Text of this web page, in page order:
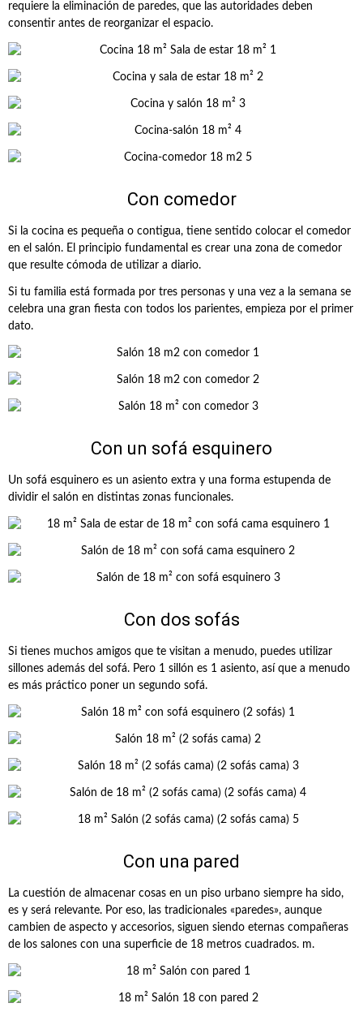
requiere la eliminación de paredes, que las autoridades deben
consentir antes de reorganizar el espacio.
Con comedor
Si la cocina es pequeña o contigua, tiene sentido colocar el comedor
en el salón. El principio fundamental es crear una zona de comedor
que resulte cómoda de utilizar a diario.
Si tu familia está formada por tres personas y una vez a la semana se
celebra una gran fiesta con todos los parientes, empieza por el primer
dato.
Con un sofá esquinero
Un sofá esquinero es un asiento extra y una forma estupenda de
dividir el salón en distintas zonas funcionales.
Con dos sofás
Si tienes muchos amigos que te visitan a menudo, puedes utilizar
sillones además del sofá. Pero 1 sillón es 1 asiento, así que a menudo
es más práctico poner un segundo sofá.
Con una pared
La cuestión de almacenar cosas en un piso urbano siempre ha sido,
es y será relevante. Por eso, las tradicionales «paredes», aunque
cambien de aspecto y accesorios, siguen siendo eternas compañeras
de los salones con una superficie de 18 metros cuadrados. m.